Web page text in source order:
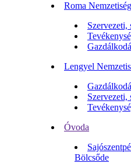
Roma
Szervezeti,
Lengyel
Szervezeti,
Óvoda
Bölcsőde